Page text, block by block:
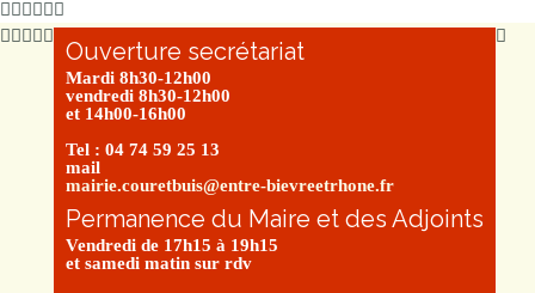
Ouverture secrétariat
Mardi 8h30-12h00
vendredi 8h30-12h00
et 14h00-16h00
Tel : 04 74 59 25 13
mail
mairie.couretbuis@entre-bievreetrhone.fr
Permanence du Maire et des Adjoints
Vendredi de 17h15 à 19h15
et samedi matin sur rdv